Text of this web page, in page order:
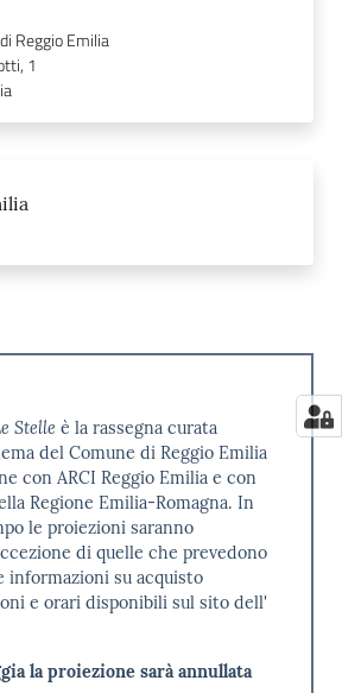
Reggio Emilia
1
Stelle è la rassegna curata
del Comune di Reggio Emilia
con ARCI Reggio Emilia e con
Regione Emilia-Romagna. In
le proiezioni saranno
di quelle che prevedono
informazioni su acquisto
e orari disponibili sul sito dell'
la proiezione sarà annullata